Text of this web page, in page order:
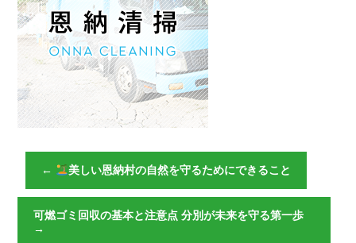
← 美しい恩納村の自然を守るためにできること
可燃ゴミ回収の基本と注意点 分別が未来を守る第一歩
→